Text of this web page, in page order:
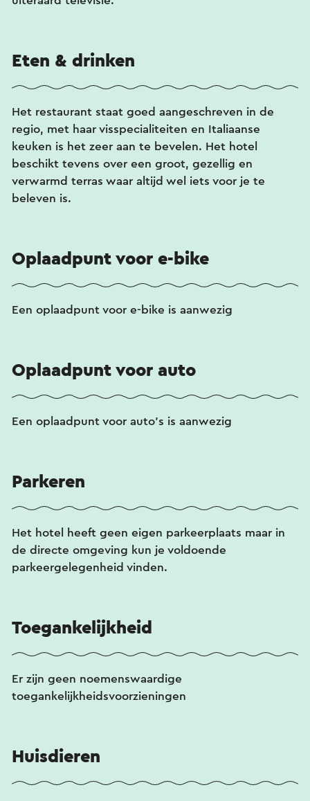
Eten & drinken
Het restaurant staat goed aangeschreven in de
regio, met haar visspecialiteiten en Italiaanse
keuken is het zeer aan te bevelen. Het hotel
beschikt tevens over een groot, gezellig en
verwarmd terras waar altijd wel iets voor je te
beleven is.
Oplaadpunt voor e-bike
Een oplaadpunt voor e-bike is aanwezig
Oplaadpunt voor auto
Een oplaadpunt voor auto's is aanwezig
Parkeren
Het hotel heeft geen eigen parkeerplaats maar in
de directe omgeving kun je voldoende
parkeergelegenheid vinden.
Toegankelijkheid
Er zijn geen noemenswaardige
toegankelijkheidsvoorzieningen
Huisdieren